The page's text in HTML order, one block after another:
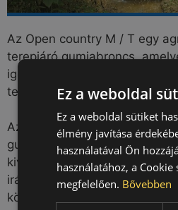
Az Open country M / T egy
terepjáró gumiabroncs,
igénybevételhez terveztek,
terepjáró képesség.
Az Open Country M / T
gumiabroncs, mely
kiváló elegyét biztosítja a
irányíthatóságnak terepen és
között egyaránt.
Ez a weboldal
Ez a weboldal sütiket
élmény javítása
használatával Ön
használatához, a
megfelelően. Bővebben